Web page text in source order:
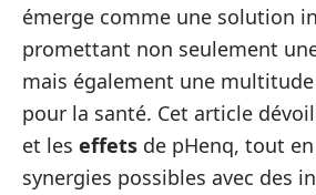
émerge comme une solution
promettant non seulement
mais également une
pour la santé. Cet article
et les effets de pHenq, tout
synergies possibles avec des